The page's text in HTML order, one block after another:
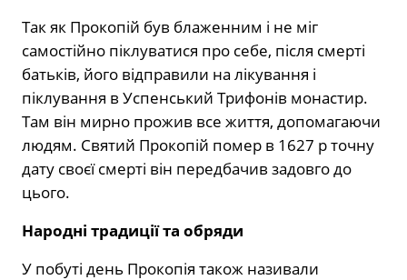
Так як Прокопій був блаженним і не міг
самостійно піклуватися про себе, після смерті
батьків, його відправили на лікування і
піклування в Успенський Трифонів монастир.
Там він мирно прожив все життя, допомагаючи
людям. Святий Прокопій помер в 1627 р точну
дату своєї смерті він передбачив задовго до
цього.
Народні традиції та обряди
У побуті день Прокопія також називали